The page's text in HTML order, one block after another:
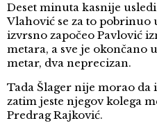
Deset minuta kasnije
Vlahović se za to
izvrsno započeo Pavlović
metara, a sve je okončano
metar, dva neprecizan.
Tada Šlager nije morao da
zatim jeste njegov kolega
Predrag Rajković.